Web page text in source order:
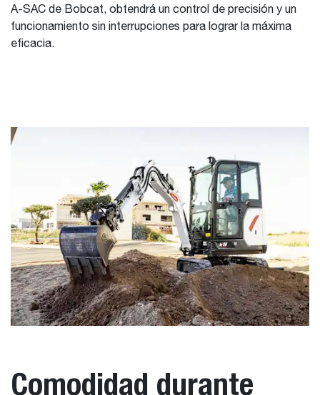
A-SAC de Bobcat, obtendrá un control de precisión y un
funcionamiento sin interrupciones para lograr la máxima
eficacia.
Comodidad durante